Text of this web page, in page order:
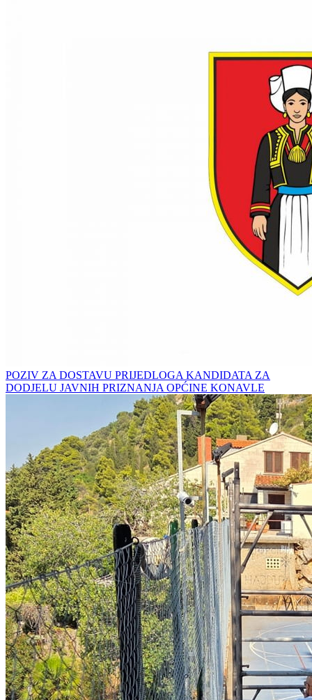
POZIV ZA DOSTAVU PRIJEDLOGA KANDIDATA ZA
DODJELU JAVNIH PRIZNANJA OPĆINE KONAVLE